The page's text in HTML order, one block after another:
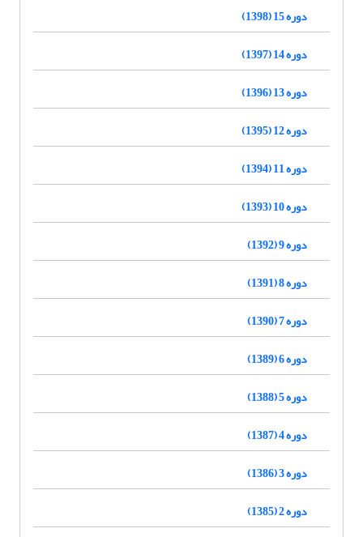
دوره 15 (1398)
دوره 14 (1397)
دوره 13 (1396)
دوره 12 (1395)
دوره 11 (1394)
دوره 10 (1393)
دوره 9 (1392)
دوره 8 (1391)
دوره 7 (1390)
دوره 6 (1389)
دوره 5 (1388)
دوره 4 (1387)
دوره 3 (1386)
دوره 2 (1385)